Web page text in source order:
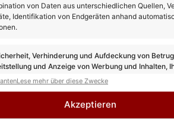
von Daten aus unterschiedlichen Quellen,
Identifikation von Endgeräten anhand
Verhinderung und Aufdeckung von
und Anzeige von Werbung und Inhalten,
speichern und übermitteln.
Lese mehr über diese Zwecke
Akzeptieren
Stars sind am 26.07.26 dabei